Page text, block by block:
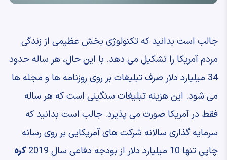
جالب است بدانید که تکنولوژی بخش عظیمی از زندگی
مردم آمریکا را تشکیل می دهد. با این حال، هر ساله حدود
34 میلیارد دلار صرف تبلیغات بر روی روزنامه ها و مجله ها
می شود. این هزینه تبلیغات سنگینی است که هر ساله
فقط در آمریکا صورت می پذیرد. جالب است بدانید که
سرمایه گذاری سالانه شرکت های آمریکایی بر روی رسانه
چاپی تنها 10 میلیارد دلار از بودجه دفاعی سال 2019
کره